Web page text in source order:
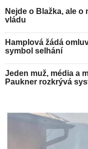
Nejde o Blažka, ale
vládu
Hamplová žádá
symbol selhání
Jeden muž, média a
Paukner rozkrývá